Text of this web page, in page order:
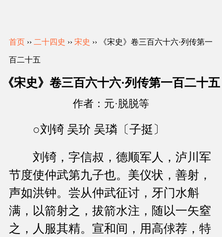
首页 ›› 二十四史 ›› 宋史 ›› 《宋史》卷三百六十六·列传第一
百二十五
《宋史》卷三百六十六·列传第一百二十五
作者：元·脱脱等
○刘锜 吴玠 吴璘〔子挺〕
刘锜，字信叔，德顺军人，泸川军
节度使仲武第九子也。美仪状，善射，
声如洪钟。尝从仲武征讨，牙门水斛
满，以箭射之，拔箭水注，随以一矢窒
之，人服其精。宣和间，用高俅荐，特